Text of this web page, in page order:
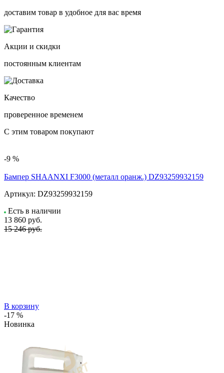
доставим товар в удобное для вас время
Акции и скидки
постоянным клиентам
Качество
проверенное временем
С этим товаром покупают
-9 %
Бампер SHAANXI F3000 (металл оранж.) DZ93259932159
Артикул: DZ93259932159
Есть в наличии
13 860 руб.
15 246 руб.
В корзину
-17 %
Новинка